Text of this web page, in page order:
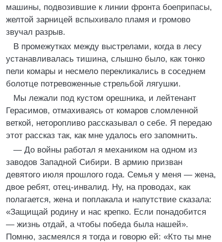
машины, подвозившие к линии фронта боеприпасы,
желтой зарницей вспыхивало пламя и громово
звучал разрыв.
В промежутках между выстрелами, когда в лесу
устанавливалась тишина, слышно было, как тонко
пели комары и несмело перекликались в соседнем
болотце потревоженные стрельбой лягушки.
Мы лежали под кустом орешника, и лейтенант
Герасимов, отмахиваясь от комаров сломленной
веткой, неторопливо рассказывал о себе. Я передаю
этот рассказ так, как мне удалось его запомнить.
— До войны работал я механиком на одном из
заводов Западной Сибири. В армию призван
девятого июля прошлого года. Семья у меня — жена,
двое ребят, отец-инвалид. Ну, на проводах, как
полагается, жена и поплакала и напутствие сказала:
«Защищай родину и нас крепко. Если понадобится
— жизнь отдай, а чтобы победа была нашей».
Помню, засмеялся я тогда и говорю ей: «Кто ты мне